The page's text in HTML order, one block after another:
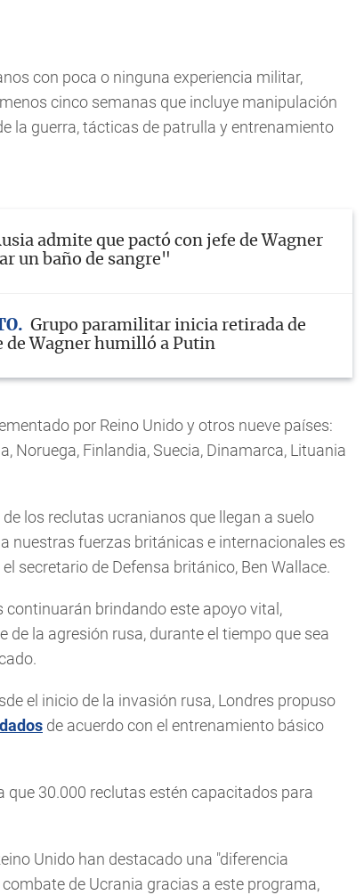
con poca o ninguna experiencia militar,
cinco semanas que incluye manipulación
la guerra, tácticas de patrulla y entrenamiento
admite que pactó con jefe de Wagner
un baño de sangre"
Grupo paramilitar inicia retirada de
de Wagner humilló a Putin
por Reino Unido y otros nueve países:
Noruega, Finlandia, Suecia, Dinamarca, Lituania
los reclutas ucranianos que llegan a suelo
nuestras fuerzas británicas e internacionales es
secretario de Defensa británico, Ben Wallace.
continuarán brindando este apoyo vital,
de la agresión rusa, durante el tiempo que sea
el inicio de la invasión rusa, Londres propuso
de acuerdo con el entrenamiento básico
que 30.000 reclutas estén capacitados para
Unido han destacado una "diferencia
de Ucrania gracias a este programa,